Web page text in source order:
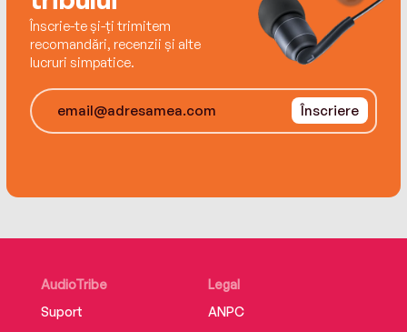
this trend, however, and studying how veterans
react to coming home may provide a clue to
how to do it. But it won’t be easy.
Înscrie-te și-ți trimitem
recomandări, recenzii și alte
lucruri simpatice.
Înscriere
AudioTribe
Suport
Legal
ANPC